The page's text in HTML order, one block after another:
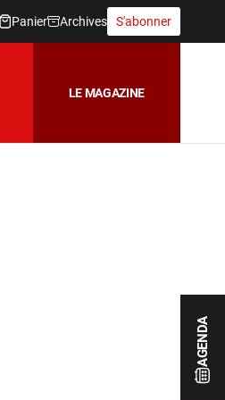
AGENDA
Panier Archives S'abonner
LE MAGAZINE